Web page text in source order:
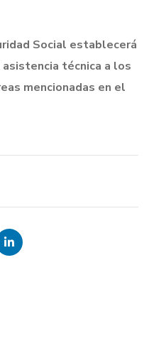
Social establecerá
técnica a los
mencionadas en el